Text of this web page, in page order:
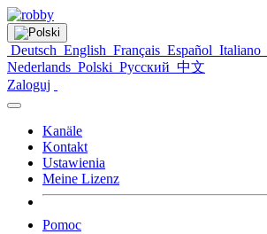
Deutsch English Français Español Italiano
Nederlands Polski Русский 中文
Zaloguj
Kanäle
Kontakt
Ustawienia
Meine Lizenz
Pomoc